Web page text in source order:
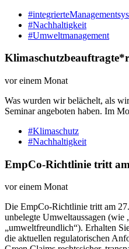
#Nachhaltigkeit
#Umweltmanagement
vor einem Monat
Was wurden wir belächelt, als
Seminar angeboten haben. Im
#Klimaschutz
#Nachhaltigkeit
EmpCo-Richtlinie tritt
vor einem Monat
Die EmpCo-Richtlinie tritt am
unbelegte Umweltaussagen (wie
„umweltfreundlich“). Erhalten
die aktuellen regulatorischen